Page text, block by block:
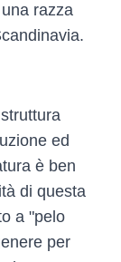
razza
ed
è ben
di questa
a "pelo
per